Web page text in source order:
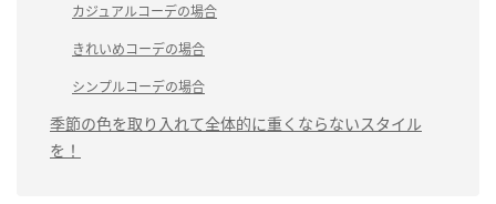
カジュアルコーデの場合
きれいめコーデの場合
シンプルコーデの場合
季節の色を取り入れて全体的に重くならないスタイル
を！